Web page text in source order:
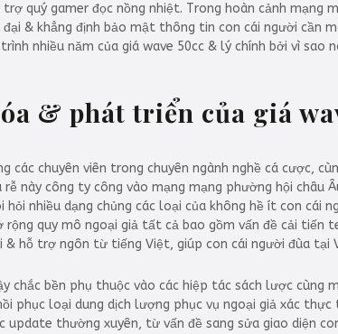
quý gamer đọc nồng nhiệt. Trong hoàn cảnh mạng
& khẳng định bảo mật thông tin con cái người cần
nhiều năm của giá wave 50cc & lý chính bởi vì
& phát triển của giá
chuyên viên trong chuyên ngành nghề cá cược,
này công ty công vào mạng mạng phường hội châu
nhiều dạng chủng các loại của không hề ít con cái
quy mô ngoại giả tất cả bao gồm vấn đề cải tiến
hỗ trợ ngôn từ tiếng Việt, giúp con cái người đùa tại
chắc bền phụ thuộc vào các hiệp tác sách lược
phục loại dung dịch lượng phục vụ ngoại giả xác
thường xuyên, từ vấn đề sang sửa giao diện